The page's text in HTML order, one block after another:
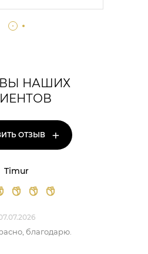
НАШИХ
ОТЗЫВ +
Timur
благодарю.